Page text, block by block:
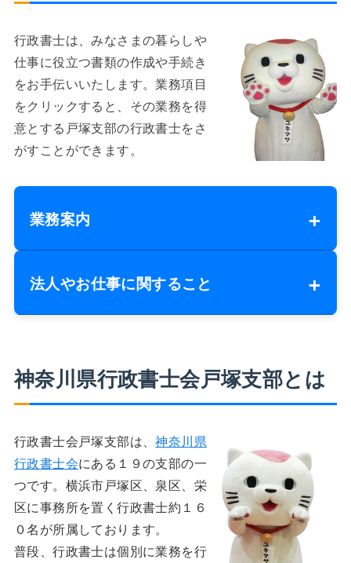
行政書士は、みなさまの暮らしや
仕事に役立つ書類の作成や手続き
をお手伝いいたします。業務項目
をクリックすると、その業務を得
意とする戸塚支部の行政書士をさ
がすことができます。
業務案内
法人やお仕事に関すること
神奈川県行政書士会戸塚支部とは
行政書士会戸塚支部は、神奈川県
行政書士会にある１９の支部の一
つです。横浜市戸塚区、泉区、栄
区に事務所を置く行政書士約１６
０名が所属しております。
普段、行政書士は個別に業務を行